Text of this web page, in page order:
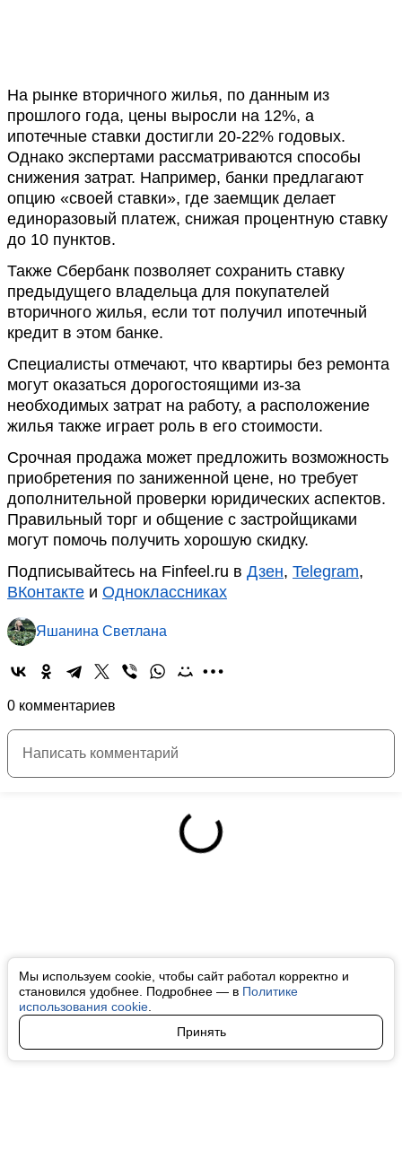
Мы используем cookie, чтобы сайт работал корректно и
становился удобнее. Подробнее — в Политике
использования cookie
Принять
На рынке вторичного жилья, по данным из
прошлого года, цены выросли на 12%, а
ипотечные ставки достигли 20-22% годовых.
Однако экспертами рассматриваются способы
снижения затрат. Например, банки предлагают
опцию «своей ставки», где заемщик делает
единоразовый платеж, снижая процентную ставку
до 10 пунктов.
Также Сбербанк позволяет сохранить ставку
предыдущего владельца для покупателей
вторичного жилья, если тот получил ипотечный
кредит в этом банке.
Специалисты отмечают, что квартиры без ремонта
могут оказаться дорогостоящими из-за
необходимых затрат на работу, а расположение
жилья также играет роль в его стоимости.
Срочная продажа может предложить возможность
приобретения по заниженной цене, но требует
дополнительной проверки юридических аспектов.
Правильный торг и общение с застройщиками
могут помочь получить хорошую скидку.
Подписывайтесь на Finfeel.ru в Дзен, Telegram,
ВКонтакте и Одноклассниках
Яшанина Светлана
0 комментариев